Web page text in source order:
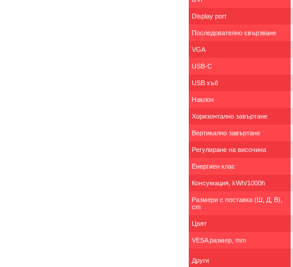
Display port
Последователно свързване
VGA
USB-C
USB хъб
Наклон
Хоризонтално завъртане
Вертикално завъртане
Регулиране на височина
Енергиен клас
Консумация, kWh/1000h
Размери с поставка (Ш, Д, В),
cm
Цвят
VESA размер, mm
Други